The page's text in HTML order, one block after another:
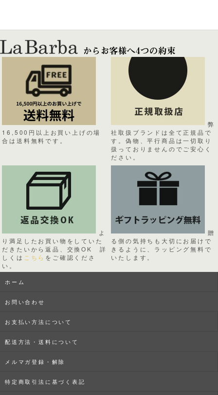
16,500円以上お買い上げの場
合は送料無料です。
弊
社取扱ブランドは全て正規品で
す。偽物、平行商品は一切取り
扱っておりませんのでご安心く
ださい。
よ
り満足したお買い物をしていた
だきたいから返品、交換OK 詳
しくは こちら をご確認くださ
い。
贈
る側の気持ちも大切にお届けで
きるように、ラッピング無料で
いたします。
ホーム
お問い合わせ
お支払い方法について
配送方法・送料について
メルマガ登録・解除
特定商取引法に基づく表記